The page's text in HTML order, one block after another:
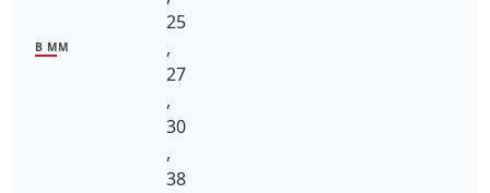
B MM
25
,
27
,
30
,
38